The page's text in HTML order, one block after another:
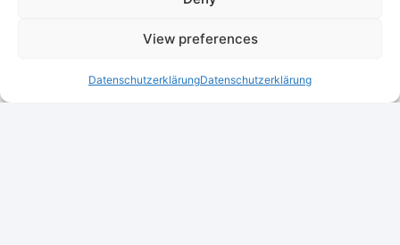
View preferences
DatenschutzerklärungDatenschutzerklärung